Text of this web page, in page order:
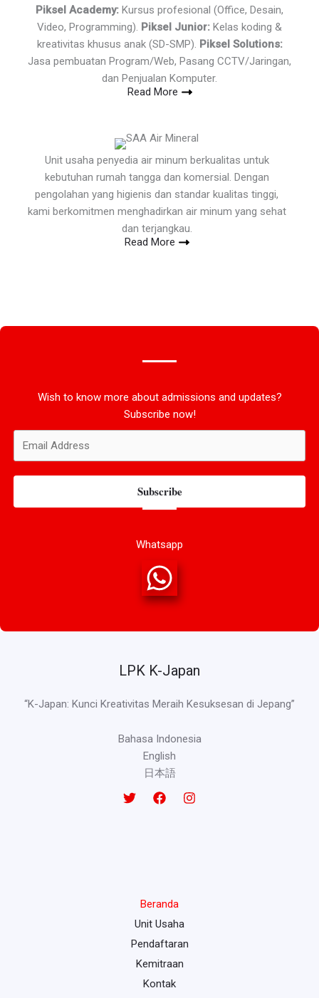
Piksel Academy: Kursus profesional (Office, Desain,
Video, Programming). Piksel Junior: Kelas koding &
kreativitas khusus anak (SD-SMP). Piksel Solutions:
Jasa pembuatan Program/Web, Pasang CCTV/Jaringan,
dan Penjualan Komputer.
Read More
Unit usaha penyedia air minum berkualitas untuk
kebutuhan rumah tangga dan komersial. Dengan
pengolahan yang higienis dan standar kualitas tinggi,
kami berkomitmen menghadirkan air minum yang sehat
dan terjangkau.
Read More
Wish to know more about admissions and updates?
Subscribe now!
Subscribe
Whatsapp
LPK K-Japan
“K-Japan: Kunci Kreativitas Meraih Kesuksesan di Jepang”
Bahasa Indonesia
English
日本語
Beranda
Unit Usaha
Pendaftaran
Kemitraan
Kontak